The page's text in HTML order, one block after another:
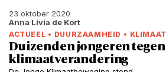
23 oktober 2020
Anna Livia de Kort
ACTUEEL • DUURZAAMHEID • KLIMAAT
Duizenden jongeren tegen
klimaatverandering